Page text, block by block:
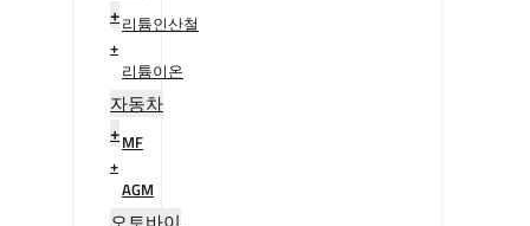
+리튬인산철
+
리튬이온
+
자동차
+MF
+
AGM
+